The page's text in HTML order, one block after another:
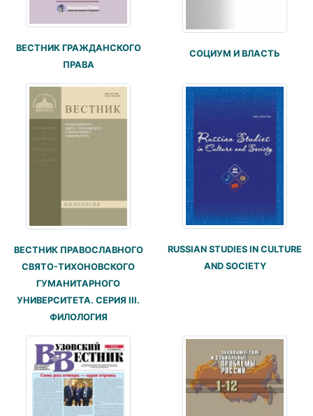
ВЕСТНИК ГРАЖДАНСКОГО
ПРАВА
СОЦИУМ И ВЛАСТЬ
ВЕСТНИК ПРАВОСЛАВНОГО
СВЯТО-ТИХОНОВСКОГО
ГУМАНИТАРНОГО
УНИВЕРСИТЕТА. СЕРИЯ III.
ФИЛОЛОГИЯ
RUSSIAN STUDIES IN CULTURE
AND SOCIETY